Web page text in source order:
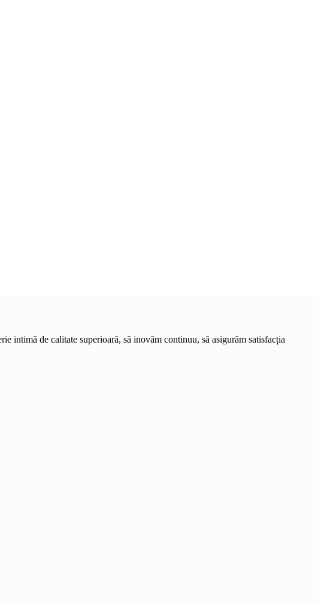
intimă de calitate superioară, să inovăm continuu, să asigurăm satisfacția